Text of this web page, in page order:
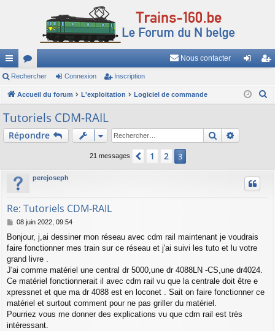
ac
co
ur
ci
or
u
s
Nous contacter
ne cri
Rechercher Connexion Inscription
Accueil du forum L'exploitation Logiciel de commande
Tutoriels CDM-RAIL
Répondre Rechercher
21 messages Précédent
1 2 3
perejoseph
Re: Tutoriels CDM-RAIL
M
s
s
a
g
08 juin 2022, 09:54
Bonjour, j,ai dessiner mon réseau avec cdm rail maintenant je voudrais
faire fonctionner mes train sur ce réseau et j'ai suivi les tuto et lu votre
grand livre .
J'ai comme matériel une central dr 5000,une dr 4088LN -CS,une dr4024.
Ce matériel fonctionnerait il avec cdm rail vu que la centrale doit être e
xpressnet et que ma dr 4088 est en loconet . Sait on faire fonctionner ce
matériel et surtout comment pour ne pas griller du matériel.
Pourriez vous me donner des explications vu que cdm rail est très
intéressant.